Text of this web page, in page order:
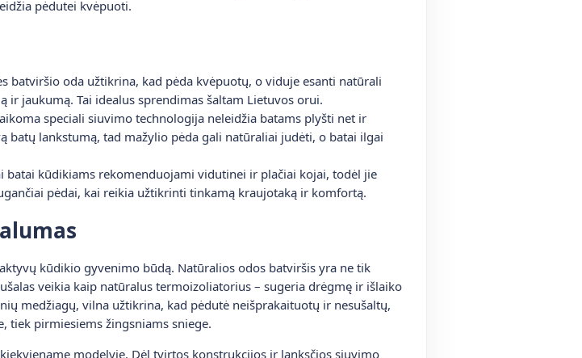
pėdutei kvėpuoti.
batviršio oda užtikrina, kad pėda kvėpuotų, o viduje esanti natūrali
jaukumą. Tai idealus sprendimas šaltam Lietuvos orui.
speciali siuvimo technologija neleidžia batams plyšti net ir
batų lankstumą, tad mažylio pėda gali natūraliai judėti, o batai ilgai
batai kūdikiams rekomenduojami vidutinei ir plačiai kojai, todėl jie
pėdai, kai reikia užtikrinti tinkamą kraujotaką ir komfortą.
kūdikio gyvenimo būdą. Natūralios odos batviršis yra ne tik
veikia kaip natūralus termoizoliatorius – sugeria drėgmę ir išlaiko
medžiagų, vilna užtikrina, kad pėdutė neišprakaituotų ir nesušaltų,
tiek pirmiesiems žingsniams sniege.
modelyje. Dėl tvirtos konstrukcijos ir lanksčios siuvimo